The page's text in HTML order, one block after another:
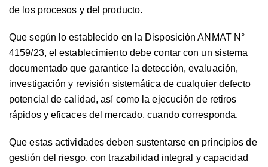
de los procesos y del producto.
Que según lo establecido en la Disposición ANMAT N°
4159/23, el establecimiento debe contar con un sistema
documentado que garantice la detección, evaluación,
investigación y revisión sistemática de cualquier defecto
potencial de calidad, así como la ejecución de retiros
rápidos y eficaces del mercado, cuando corresponda.
Que estas actividades deben sustentarse en principios de
gestión del riesgo, con trazabilidad integral y capacidad